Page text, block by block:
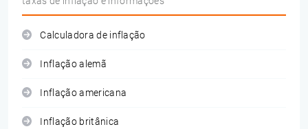
Calculadora de inflação
Inflação alemã
Inflação americana
Inflação britânica